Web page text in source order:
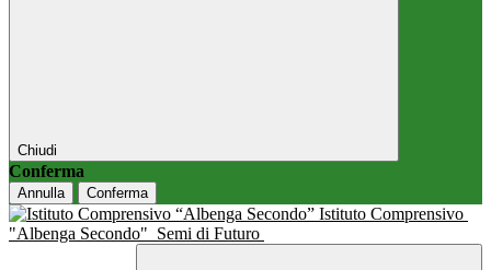
Chiudi
Conferma
Annulla Conferma
Istituto Comprensivo
"Albenga Secondo" Semi di Futuro